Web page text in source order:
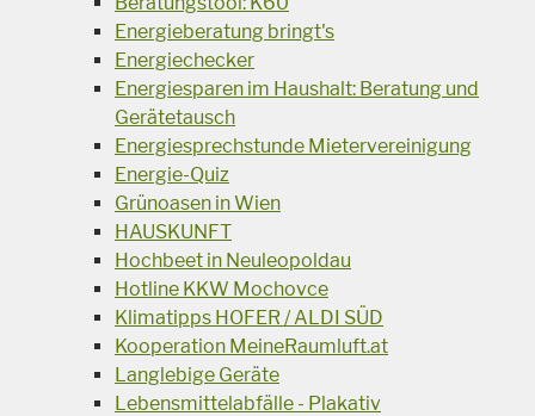
Energieberatung bringt's
Energiechecker
Energiesparen im Haushalt: Beratung und
Gerätetausch
Energiesprechstunde Mietervereinigung
Energie-Quiz
Grünoasen in Wien
HAUSKUNFT
Hochbeet in Neuleopoldau
Hotline KKW Mochovce
Klimatipps HOFER / ALDI SÜD
Kooperation MeineRaumluft.at
Langlebige Geräte
Lebensmittelabfälle - Plakativ